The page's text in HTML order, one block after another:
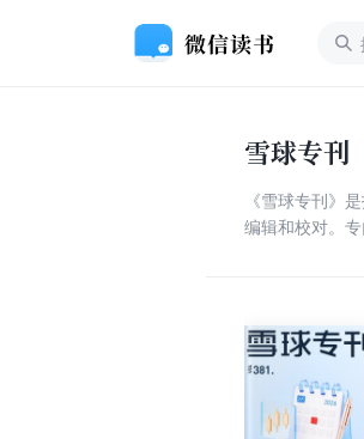
雪球专刊
《雪球专刊》
编辑和校对。